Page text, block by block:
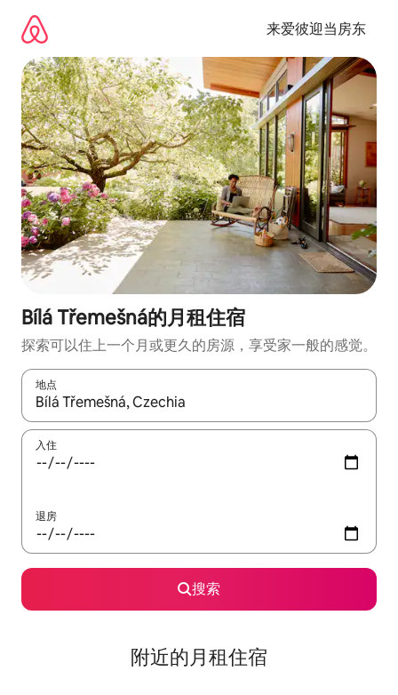
来爱彼迎当房东
Bílá Třemešná的月租住宿
探索可以住上一个月或更久的房源，享受家一般的感觉。
地点
如有搜索结果，请使用上下方向键查看，或通过点击或滑动手势
入住
退房
搜索
附近的月租住宿